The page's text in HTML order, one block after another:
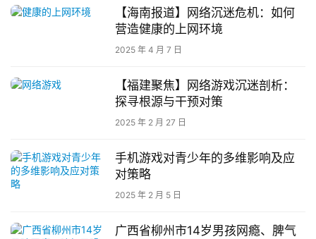
资
校
新
闻
心
【海南报道】网络沉迷危机：如何
营造健康的上网环境
2025 年 4 月 7 日
【福建聚焦】网络游戏沉迷剖析：
探寻根源与干预对策
2025 年 2 月 27 日
手机游戏对青少年的多维影响及应
对策略
2025 年 2 月 5 日
广西省柳州市14岁男孩网瘾、脾气